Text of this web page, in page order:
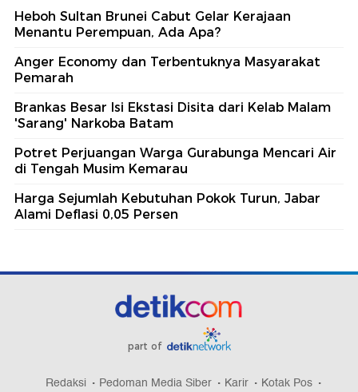
Heboh Sultan Brunei Cabut Gelar Kerajaan
Menantu Perempuan, Ada Apa?
Anger Economy dan Terbentuknya Masyarakat
Pemarah
Brankas Besar Isi Ekstasi Disita dari Kelab Malam
'Sarang' Narkoba Batam
Potret Perjuangan Warga Gurabunga Mencari Air
di Tengah Musim Kemarau
Harga Sejumlah Kebutuhan Pokok Turun, Jabar
Alami Deflasi 0,05 Persen
part of
Redaksi Pedoman Media Siber Karir Kotak Pos